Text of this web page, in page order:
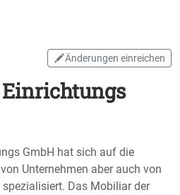
Änderungen einreichen
GmbH hat sich auf die
Unternehmen aber auch von
Das Mobiliar der